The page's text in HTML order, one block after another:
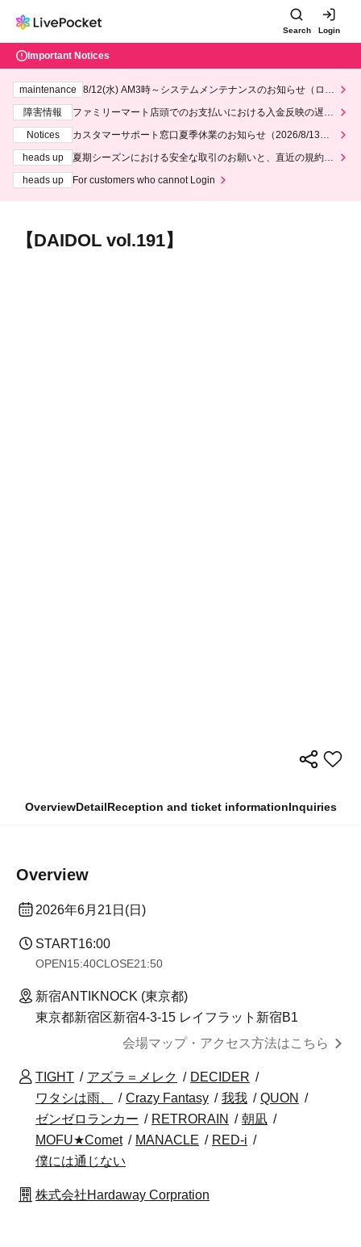
Search Login
Important Notices
maintenance
8/12(水) AM3時～システムメンテナンスのお知らせ（ロー
障害情報
ファミリーマート店頭でのお支払いにおける入金反映の遅延
Notices
カスタマーサポート窓口夏季休業のお知らせ（2026/8/13～2
heads up
夏期シーズンにおける安全な取引のお願いと、直近の規約違
heads up
For customers who cannot Login
【DAIDOL vol.191】
OverviewDetailReception and ticket informationInquiries
Overview
2026年6月21日(日)
START16:00
OPEN15:40CLOSE21:50
新宿ANTIKNOCK (東京都)
東京都新宿区新宿4-3-15 レイフラット新宿B1
会場マップ・アクセス方法はこちら
TIGHT アズラ＝メレク
DECIDER
ワタシは雨、
Crazy Fantasy 我我
QUON
ゼンゼロランカー
RETRORAIN
朝凪
MOFU★Comet
MANACLE
RED-i
僕には通じない
株式会社Hardaway Corpration